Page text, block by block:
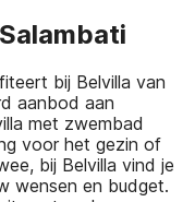
bij Belvilla van
aanbod aan
met zwembad
voor het gezin of
bij Belvilla vind je
wensen en budget.